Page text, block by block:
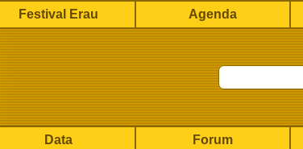
Festival Erau Agenda
Data Forum